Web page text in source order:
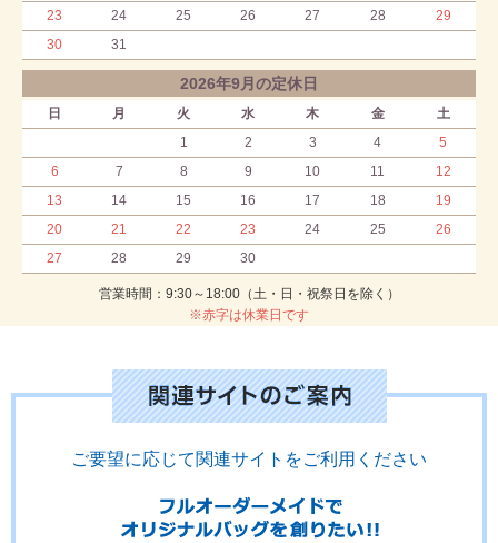
23
24 25 26 27 28
29
30
31
2026年9月の定休日
日 月 火 水 木 金
土
1
2 3 4
5
6
7 8 9 10 11
12
13
14 15 16 17 18
19
20
21 22 23 24 25
26
27
28 29 30
営業時間：9:30～18:00（土・日・祝祭日を除く）
※赤字は休業日です
ご要望に応じて関連サイトをご利用ください